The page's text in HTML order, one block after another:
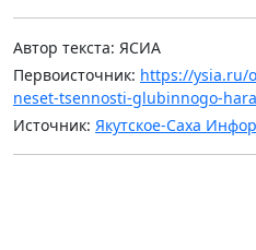
Автор текста: ЯСИА
Первоисточник: https://ysia.ru/
neset-tsennosti-glubinnogo-
Источник: Якутское-Саха